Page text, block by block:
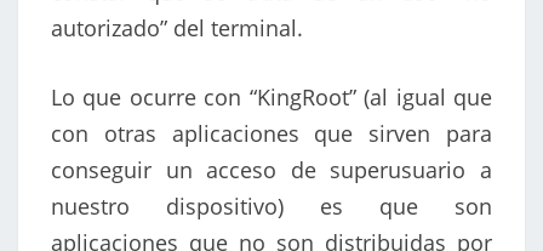
autorizado” del terminal.
Lo que ocurre con “KingRoot” (al igual que
con otras aplicaciones que sirven para
conseguir un acceso de superusuario a
nuestro dispositivo) es que son
aplicaciones que no son distribuidas por